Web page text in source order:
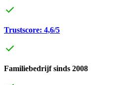
Trustscore: 4,6/5
Familiebedrijf sinds 2008